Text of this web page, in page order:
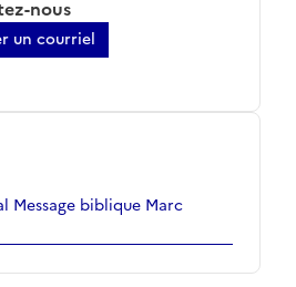
nous
un courriel
Message biblique Marc